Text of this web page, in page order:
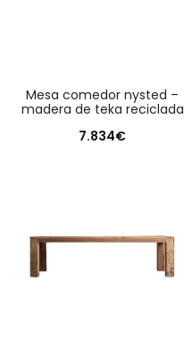
mesa comedor nysted –
madera de teka reciclada
7.834€